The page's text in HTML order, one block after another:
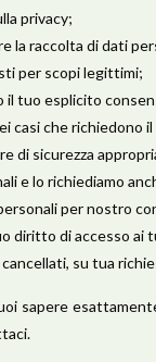
privacy;
la raccolta di dati
per scopi legittimi;
il tuo esplicito
casi che richiedono
di sicurezza
e lo richiediamo
per nostro
diritto di accesso ai
su tua
sapere